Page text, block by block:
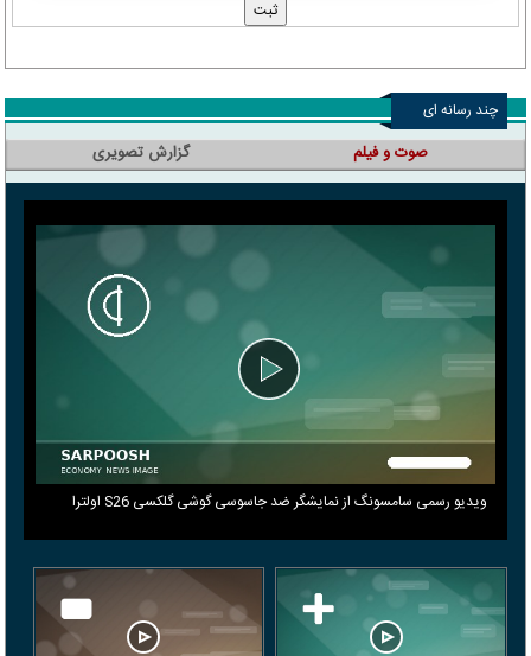
چند رسانه ای
صوت و فیلم
ویدیو رسمی سامسونگ از نمایشگر ضد جاسوسی گوشی گلکسی S26 اولترا
گزارش تصویری